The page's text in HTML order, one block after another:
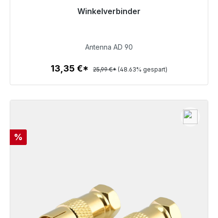
Winkelverbinder
Sofort versandfertig, Lieferzeit 48h*
Zum Artikel
Antenna AD 90
13,35 €* 25,99 €* (48.63% gespart)
Rabatt
%